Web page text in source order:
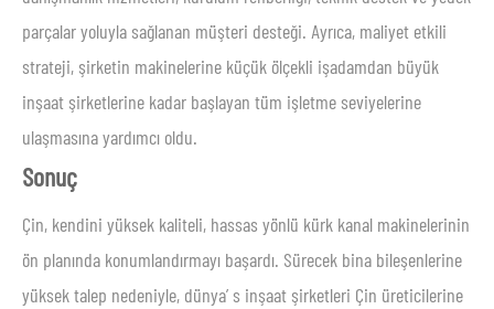
parçalar yoluyla sağlanan müşteri desteği. Ayrıca, maliyet etkili
strateji, şirketin makinelerine küçük ölçekli işadamdan büyük
inşaat şirketlerine kadar başlayan tüm işletme seviyelerine
ulaşmasına yardımcı oldu.
Sonuç
Çin, kendini yüksek kaliteli, hassas yönlü kürk kanal makinelerinin
ön planında konumlandırmayı başardı. Sürecek bina bileşenlerine
yüksek talep nedeniyle, dünya’ s inşaat şirketleri Çin üreticilerine